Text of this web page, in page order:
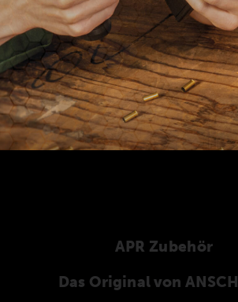
APR Zubehör
Das Original von